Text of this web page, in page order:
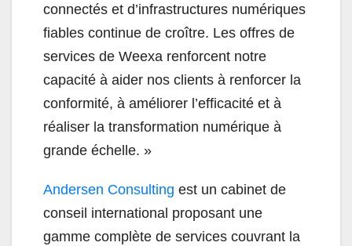
connectés et d’infrastructures numériques
fiables continue de croître. Les offres de
services de Weexa renforcent notre
capacité à aider nos clients à renforcer la
conformité, à améliorer l’efficacité et à
réaliser la transformation numérique à
grande échelle. »
Andersen Consulting est un cabinet de
conseil international proposant une
gamme complète de services couvrant la